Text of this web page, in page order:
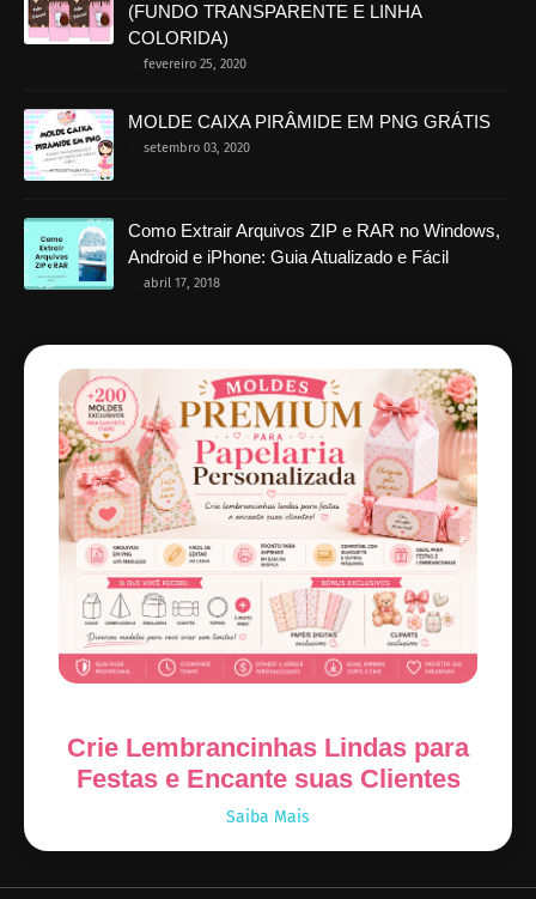
(FUNDO TRANSPARENTE E LINHA
COLORIDA)
fevereiro 25, 2020
MOLDE CAIXA PIRÂMIDE EM PNG GRÁTIS
setembro 03, 2020
Como Extrair Arquivos ZIP e RAR no Windows,
Android e iPhone: Guia Atualizado e Fácil
abril 17, 2018
Crie Lembrancinhas Lindas para
Festas e Encante suas Clientes
Saiba Mais